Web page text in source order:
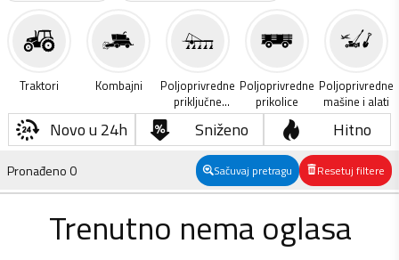
Traktori Kombajni
Poljoprivredne
priključne
mašine
Poljoprivredne
prikolice
Poljoprivredne
mašine i alati
Novo u 24h Sniženo Hitno
Pronađeno0 Sačuvaj pretragu Resetuj filtere
Trenutno nema oglasa